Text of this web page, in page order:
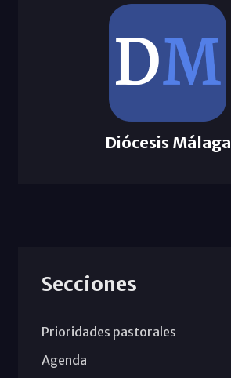
Diócesis Málaga
Secciones
Prioridades pastorales
Agenda